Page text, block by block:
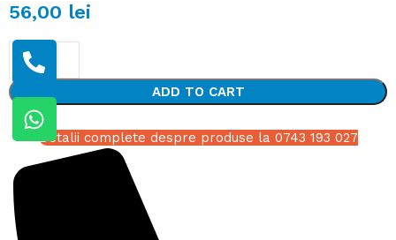
56,00 lei
ADD TO CART
Detalii complete despre produse la 0743 193 027